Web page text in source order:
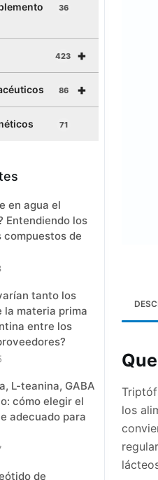
los
36
+
423
+
86
71
en agua el
Entendiendo los
de
tanto los
la materia prima
entre los
L-teanina, GABA
cómo elegir el
adecuado para
de